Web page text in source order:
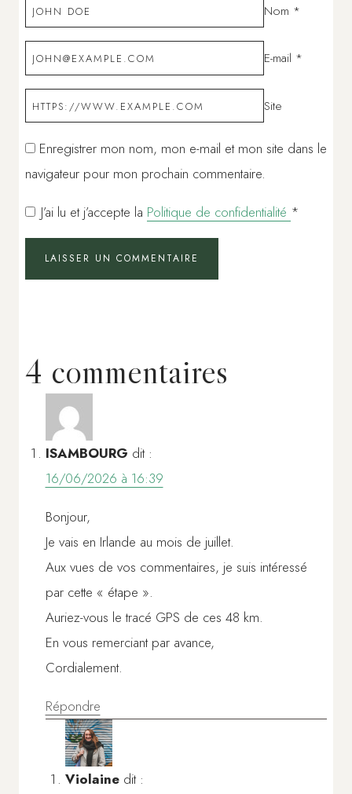
Nom *
E-mail *
Site
Enregistrer mon nom, mon e-mail et mon site dans le
navigateur pour mon prochain commentaire.
J’ai lu et j’accepte la Politique de confidentialité *
4 commentaires
ISAMBOURG dit :
16/06/2026 à 16:39
Bonjour,
Je vais en Irlande au mois de juillet.
Aux vues de vos commentaires, je suis intéressé
par cette « étape ».
Auriez-vous le tracé GPS de ces 48 km.
En vous remerciant par avance,
Cordialement.
Répondre
Violaine dit :